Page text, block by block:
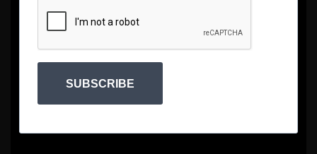
SUBSCRIBE